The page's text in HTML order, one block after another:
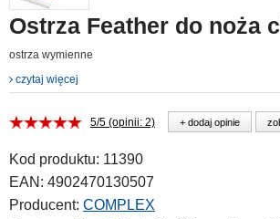
Ostrza Feather do noża
ostrza wymienne
czytaj więcej
5/5 (opinii: 2) + dodaj opinie
Kod produktu: 11390
EAN: 4902470130507
Producent: COMPLEX